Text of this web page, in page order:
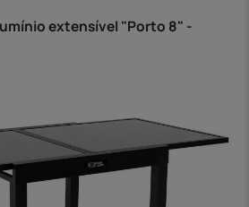
extensível "Porto 8" -